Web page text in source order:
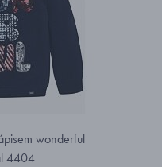
wonderful
4404